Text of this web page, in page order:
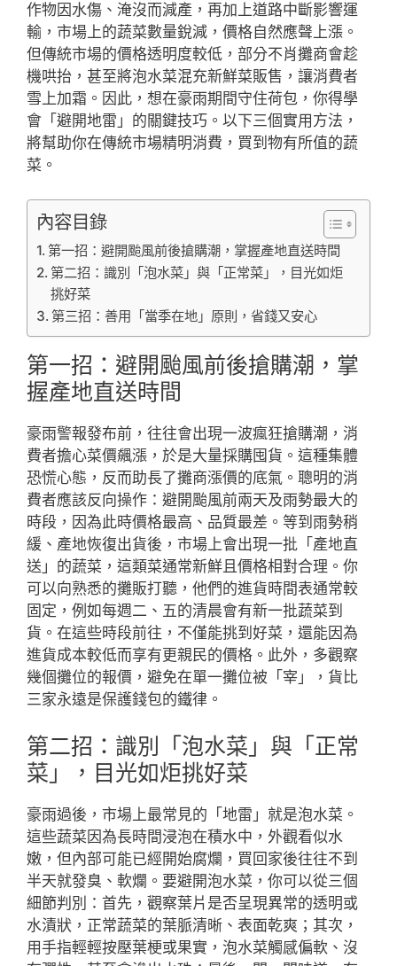
作物因水傷、淹沒而減產，再加上道路中斷影響運
輸，市場上的蔬菜數量銳減，價格自然應聲上漲。
但傳統市場的價格透明度較低，部分不肖攤商會趁
機哄抬，甚至將泡水菜混充新鮮菜販售，讓消費者
雪上加霜。因此，想在豪雨期間守住荷包，你得學
會「避開地雷」的關鍵技巧。以下三個實用方法，
將幫助你在傳統市場精明消費，買到物有所值的蔬
菜。
內容目錄
第一招：避開颱風前後搶購潮，掌握產地直送時間
第二招：識別「泡水菜」與「正常菜」，目光如炬
挑好菜
第三招：善用「當季在地」原則，省錢又安心
第一招：避開颱風前後搶購潮，掌
握產地直送時間
豪雨警報發布前，往往會出現一波瘋狂搶購潮，消
費者擔心菜價飆漲，於是大量採購囤貨。這種集體
恐慌心態，反而助長了攤商漲價的底氣。聰明的消
費者應該反向操作：避開颱風前兩天及雨勢最大的
時段，因為此時價格最高、品質最差。等到雨勢稍
緩、產地恢復出貨後，市場上會出現一批「產地直
送」的蔬菜，這類菜通常新鮮且價格相對合理。你
可以向熟悉的攤販打聽，他們的進貨時間表通常較
固定，例如每週二、五的清晨會有新一批蔬菜到
貨。在這些時段前往，不僅能挑到好菜，還能因為
進貨成本較低而享有更親民的價格。此外，多觀察
幾個攤位的報價，避免在單一攤位被「宰」，貨比
三家永遠是保護錢包的鐵律。
第二招：識別「泡水菜」與「正常
菜」，目光如炬挑好菜
豪雨過後，市場上最常見的「地雷」就是泡水菜。
這些蔬菜因為長時間浸泡在積水中，外觀看似水
嫩，但內部可能已經開始腐爛，買回家後往往不到
半天就發臭、軟爛。要避開泡水菜，你可以從三個
細節判別：首先，觀察葉片是否呈現異常的透明或
水漬狀，正常蔬菜的葉脈清晰、表面乾爽；其次，
用手指輕輕按壓葉梗或果實，泡水菜觸感偏軟、沒